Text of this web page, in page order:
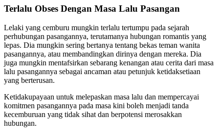
Terlalu Obses Dengan Masa Lalu Pasangan
Lelaki yang cemburu mungkin terlalu tertumpu pada sejarah
perhubungan pasangannya, terutamanya hubungan romantis yang
lepas. Dia mungkin sering bertanya tentang bekas teman wanita
pasangannya, atau membandingkan dirinya dengan mereka. Dia
juga mungkin mentafsirkan sebarang kenangan atau cerita dari masa
lalu pasangannya sebagai ancaman atau petunjuk ketidaksetiaan
yang berterusan.
Ketidakupayaan untuk melepaskan masa lalu dan mempercayai
komitmen pasangannya pada masa kini boleh menjadi tanda
kecemburuan yang tidak sihat dan berpotensi merosakkan
hubungan.